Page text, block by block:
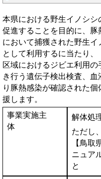
本県における野生イノシシ
促進することを目的に、豚
において捕獲された野生イ
として利用するに当たり、
区域におけるジビエ利用の
き行う遺伝子検出検査、血
り豚熱感染が確認された個
援します。
事業実施主
体
解体処
ただし
【鳥
ニュア